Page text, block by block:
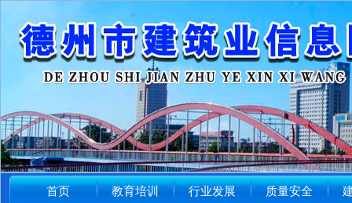
首页 教育培训 行业发展 质量安全